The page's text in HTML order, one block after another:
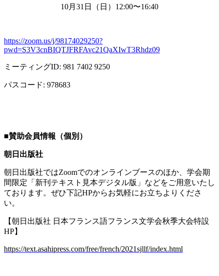
10月 31 日（日） 12:00〜16:40
https://zoom.us/j/98174029250?
pwd=S3V3cnBIQTJFRFAvc21QaXIwT3Rhdz09
ミーティングID: 981 7402 9250
パスコード: 978683
■賛助会員情報（個別）
朝日出版社
朝日出版社ではZoomでのオンラインブースのほか、学会期
間限定「新刊テキスト見本デジタル版」などをご用意いたし
ております。ぜひ下記HPからお気軽にお立ちよりくださ
い。
【朝日出版社 日本フランス語フランス文学会秋季大会特設
HP】
https://text.asahipress.com/free/french/2021sjllf/index.html